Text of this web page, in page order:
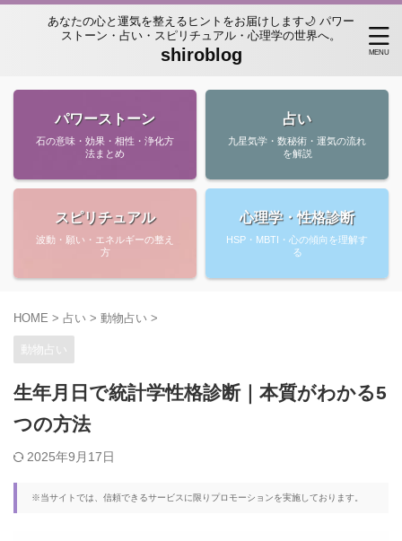
あなたの心と運気を整えるヒントをお届けします🌙 パワー
ストーン・占い・スピリチュアル・心理学の世界へ。
shiroblog
パワーストーン
石の意味・効果・相性・浄化方
法まとめ
占い
九星気学・数秘術・運気の流れ
を解説
スピリチュアル
波動・願い・エネルギーの整え
方
心理学・性格診断
HSP・MBTI・心の傾向を理解す
る
HOME > 占い > 動物占い >
動物占い
生年月日で統計学性格診断｜本質がわかる5
つの方法
2025年9月17日
※当サイトでは、信頼できるサービスに限りプロモーションを実施しております。